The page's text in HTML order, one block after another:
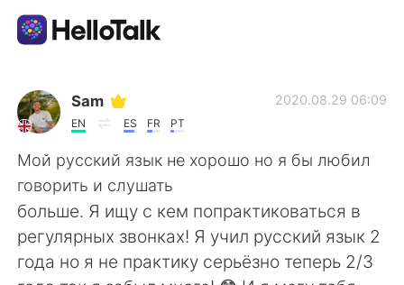
언어 교환 앱
AI Grammar Checker
한국어
English 简体中文
Sam
EN ES FR PT
2020.08.29 06:09
Мой русский язык не хорошо но я бы любил
говорить и слушать
больше. Я ищу с кем попрактиковаться в
регулярных звонках! Я учил русский язык 2
года но я не практику серьёзно теперь 2/3